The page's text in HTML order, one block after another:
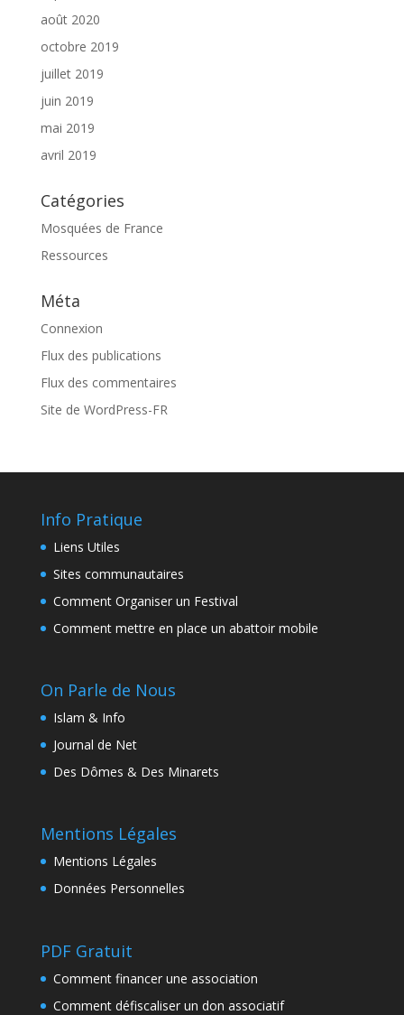
août 2020
octobre 2019
juillet 2019
juin 2019
mai 2019
avril 2019
Catégories
Mosquées de France
Ressources
Méta
Connexion
Flux des publications
Flux des commentaires
Site de WordPress-FR
Info Pratique
Liens Utiles
Sites communautaires
Comment Organiser un Festival
Comment mettre en place un abattoir mobile
On Parle de Nous
Islam & Info
Journal de Net
Des Dômes & Des Minarets
Mentions Légales
Mentions Légales
Données Personnelles
PDF Gratuit
Comment financer une association
Comment défiscaliser un don associatif